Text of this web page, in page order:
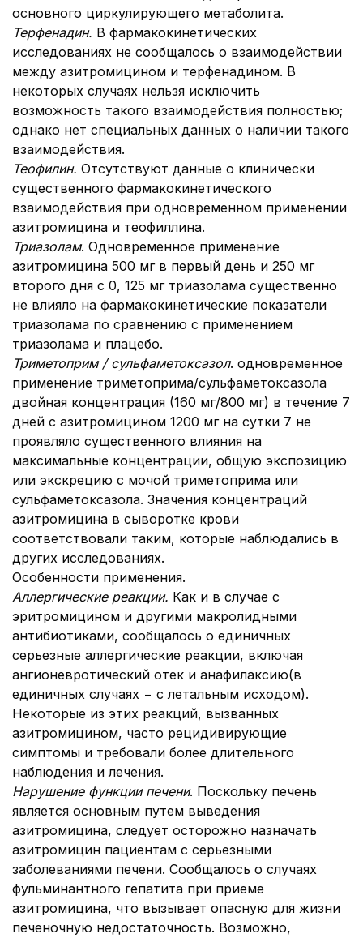
основного циркулирующего метаболита.
Терфенадин. В фармакокинетических
исследованиях не сообщалось о взаимодействии
между азитромицином и терфенадином. В
некоторых случаях нельзя исключить
возможность такого взаимодействия полностью;
однако нет специальных данных о наличии такого
взаимодействия.
Теофилин. Отсутствуют данные о клинически
существенного фармакокинетического
взаимодействия при одновременном применении
азитромицина и теофиллина.
Триазолам. Одновременное применение
азитромицина 500 мг в первый день и 250 мг
второго дня с 0, 125 мг триазолама существенно
не влияло на фармакокинетические показатели
триазолама по сравнению с применением
триазолама и плацебо.
Триметоприм / сульфаметоксазол. одновременное
применение триметоприма/сульфаметоксазола
двойная концентрация (160 мг/800 мг) в течение 7
дней с азитромицином 1200 мг на сутки 7 не
проявляло существенного влияния на
максимальные концентрации, общую экспозицию
или экскрецию с мочой триметоприма или
сульфаметоксазола. Значения концентраций
азитромицина в сыворотке крови
соответствовали таким, которые наблюдались в
других исследованиях.
Особенности применения.
Аллергические реакции. Как и в случае с
эритромицином и другими макролидными
антибиотиками, сообщалось о единичных
серьезные аллергические реакции, включая
ангионевротический отек и анафилаксию(в
единичных случаях − с летальным исходом).
Некоторые из этих реакций, вызванных
азитромицином, часто рецидивирующие
симптомы и требовали более длительного
наблюдения и лечения.
Нарушение функции печени. Поскольку печень
является основным путем выведения
азитромицина, следует осторожно назначать
азитромицин пациентам с серьезными
заболеваниями печени. Сообщалось о случаях
фульминантного гепатита при приеме
азитромицина, что вызывает опасную для жизни
печеночную недостаточность. Возможно,